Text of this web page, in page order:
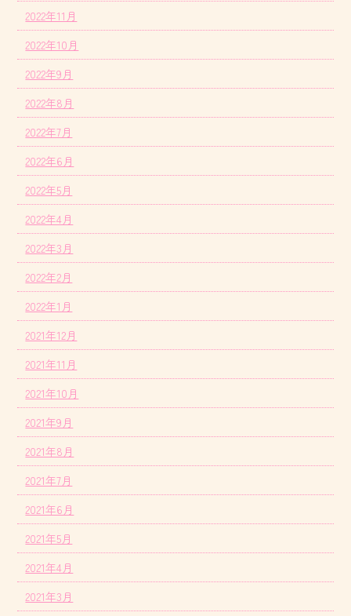
2022年11月
2022年10月
2022年9月
2022年8月
2022年7月
2022年6月
2022年5月
2022年4月
2022年3月
2022年2月
2022年1月
2021年12月
2021年11月
2021年10月
2021年9月
2021年8月
2021年7月
2021年6月
2021年5月
2021年4月
2021年3月